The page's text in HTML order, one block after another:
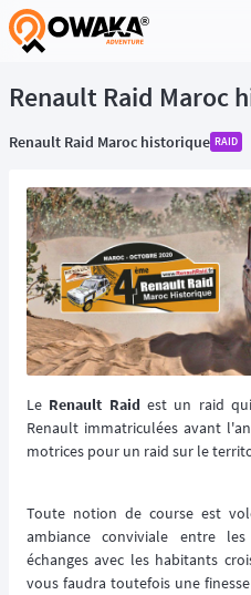
®
Renault Raid Maroc
Renault Raid Maroc historique RAID
Le Renault Raidest un raid
Renault immatriculées avant
motrices pour un raid sur le
Toute notion de course est
ambiance conviviale entre
échanges avec les habitants
vous faudra toutefois une